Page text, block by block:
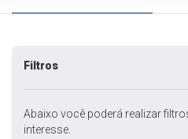
Filtros
Abaixo você poderá realizar
interesse.